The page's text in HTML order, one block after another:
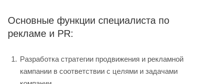
Основные функции специалиста по
рекламе и PR:
Разработка стратегии продвижения и рекламной
кампании в соответствии с целями и задачами